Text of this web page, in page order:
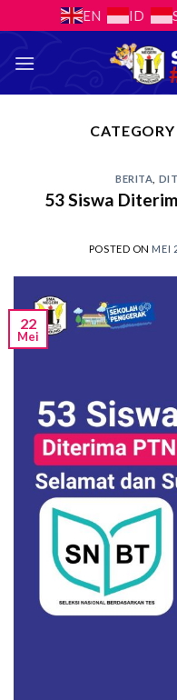
to
content
EN ID
BERITA
53 Siswa
POSTED ON MEI
22
Mei